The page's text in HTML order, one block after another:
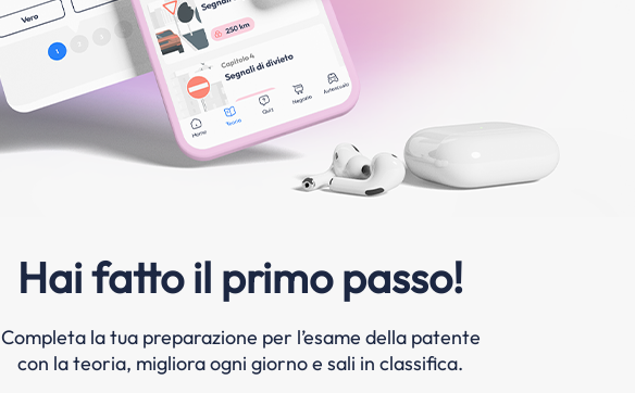
Hai fatto il primo passo!
Completa la tua preparazione per l’esame della patente
con la teoria, migliora ogni giorno e sali in classifica.